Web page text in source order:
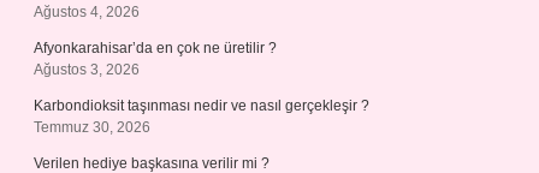
Ağustos 4, 2026
Afyonkarahisar’da en çok ne üretilir ?
Ağustos 3, 2026
Karbondioksit taşınması nedir ve nasıl gerçekleşir ?
Temmuz 30, 2026
Verilen hediye başkasına verilir mi ?